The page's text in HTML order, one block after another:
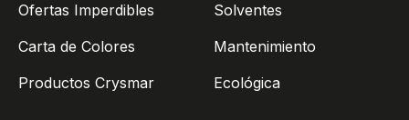
Ofertas Imperdibles
Carta de Colores
Productos Crysmar
Solventes
Mantenimiento
Ecológica